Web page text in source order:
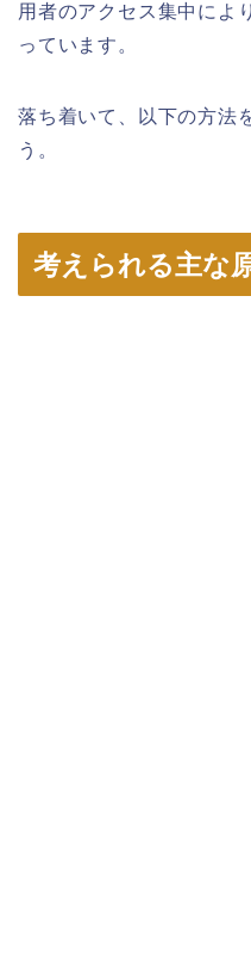
用者のアクセス集中によ
っています。
落ち着いて、以下の方法
う。
考えられる主な